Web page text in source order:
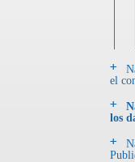
el
los